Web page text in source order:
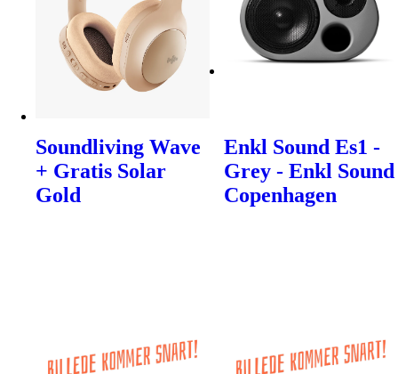
Soundliving Wave
+ Gratis Solar
Gold
Enkl Sound Es1 -
Grey - Enkl Sound
Copenhagen